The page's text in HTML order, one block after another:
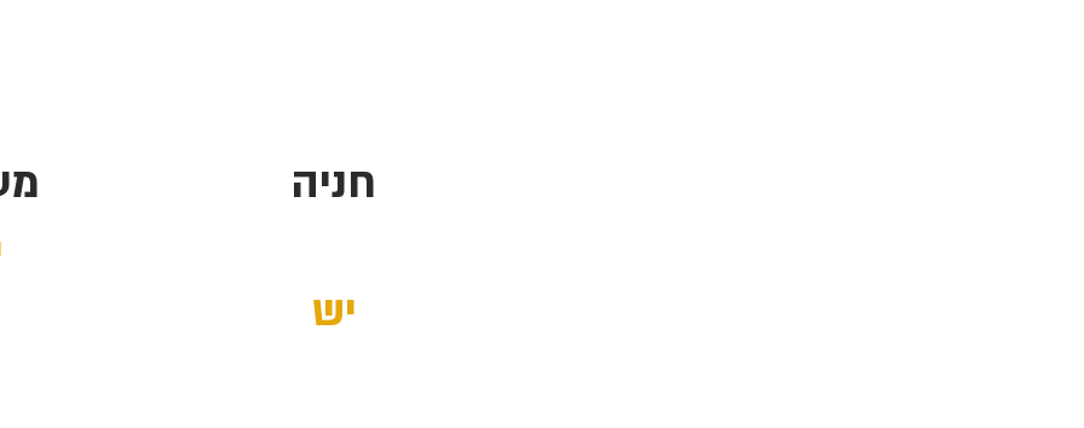
חניה
יש